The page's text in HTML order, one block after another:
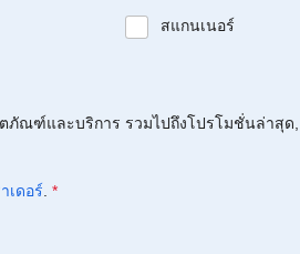
สแกนเนอร์
ภัณฑ์และบริการ รวมไปถึงโปรโมชั่นล่าสุ
เดอร์ *